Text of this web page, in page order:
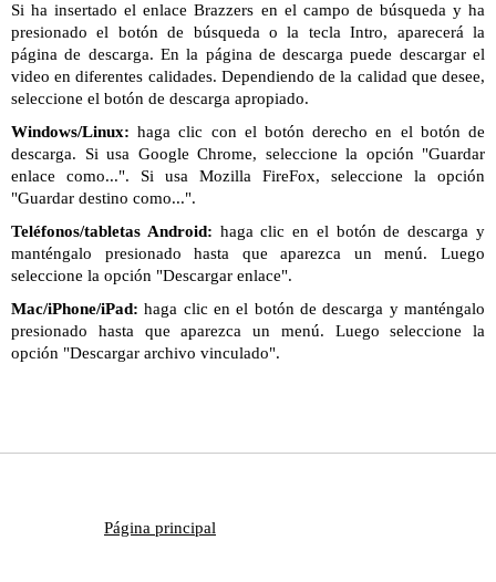
Si ha insertado el enlace Brazzers en el campo de búsqueda y ha
presionado el botón de búsqueda o la tecla Intro, aparecerá la
página de descarga. En la página de descarga puede descargar el
video en diferentes calidades. Dependiendo de la calidad que desee,
seleccione el botón de descarga apropiado.
Windows/Linux: haga clic con el botón derecho en el botón de
descarga. Si usa Google Chrome, seleccione la opción "Guardar
enlace como...". Si usa Mozilla FireFox, seleccione la opción
"Guardar destino como...".
Teléfonos/tabletas Android: haga clic en el botón de descarga y
manténgalo presionado hasta que aparezca un menú. Luego
seleccione la opción "Descargar enlace".
Mac/iPhone/iPad: haga clic en el botón de descarga y manténgalo
presionado hasta que aparezca un menú. Luego seleccione la
opción "Descargar archivo vinculado".
Página principal